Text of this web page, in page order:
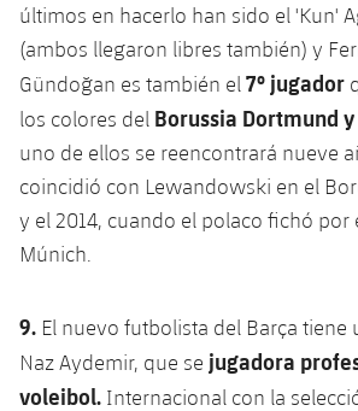
últimos en hacerlo han sido el 'Kun'
(ambos llegaron libres también) y
Gündoğan es también el 7º jugador
los colores del Borussia Dortmund
uno de ellos se reencontrará nueve
coincidió con Lewandowski en el
y el 2014, cuando el polaco fichó por
Múnich.
9. El nuevo futbolista del Barça tiene
Naz Aydemir, que se jugadora
voleibol. Internacional con la